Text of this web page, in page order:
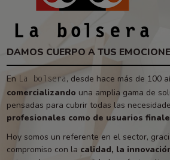
DAMOS CUERPO A TUS
En La bolsera, desde hace más de 100
comercializando una amplia gama de
pensadas para cubrir todas las
profesionales como de usuarios
Hoy somos un referente en el sector,
compromiso con la calidad, la